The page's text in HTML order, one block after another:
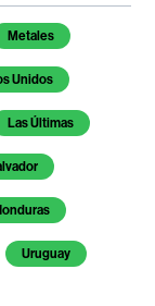
Metales
Unidos
Las Últimas
Uruguay